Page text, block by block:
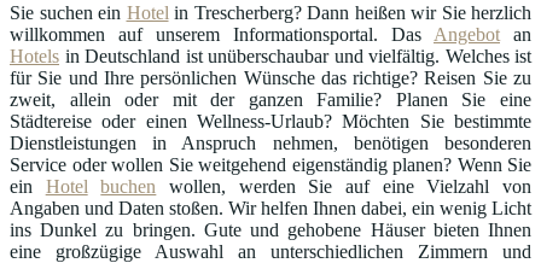
Sie suchen ein Hotel in Trescherberg? Dann heißen wir Sie herzlich
willkommen auf unserem Informationsportal. Das Angebot an
Hotels in Deutschland ist unüberschaubar und vielfältig. Welches ist
für Sie und Ihre persönlichen Wünsche das richtige? Reisen Sie zu
zweit, allein oder mit der ganzen Familie? Planen Sie eine
Städtereise oder einen Wellness-Urlaub? Möchten Sie bestimmte
Dienstleistungen in Anspruch nehmen, benötigen besonderen
Service oder wollen Sie weitgehend eigenständig planen? Wenn Sie
ein Hotel buchen wollen, werden Sie auf eine Vielzahl von
Angaben und Daten stoßen. Wir helfen Ihnen dabei, ein wenig Licht
ins Dunkel zu bringen. Gute und gehobene Häuser bieten Ihnen
eine großzügige Auswahl an unterschiedlichen Zimmern und